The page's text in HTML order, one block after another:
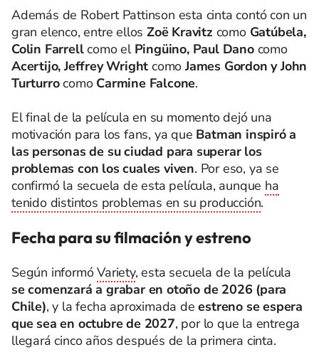
Además de Robert Pattinson esta cinta contó con un
gran elenco, entre ellosZoë Kravitz como Gatúbela,
Colin Farrellcomo elPingüino, Paul Dano como
Acertijo, Jeffrey WrightcomoJames Gordon y John
TurturrocomoCarmine Falcone.
El final de la película en su momento dejó una
motivación para los fans, ya que Batman inspiró a
las personas de su ciudad para superar los
problemas con los cuales viven. Por eso, ya se
confirmó la secuela de esta película, aunque ha
tenido distintos problemas en su producción.
Fecha para su filmación y estreno
Según informóVariety, esta secuela de la película
se comenzará a grabar en otoño de 2026 (para
Chile), y la fecha aproximada deestreno se espera
que sea en octubre de 2027, por lo que la entrega
llegará cinco años después de la primera cinta.